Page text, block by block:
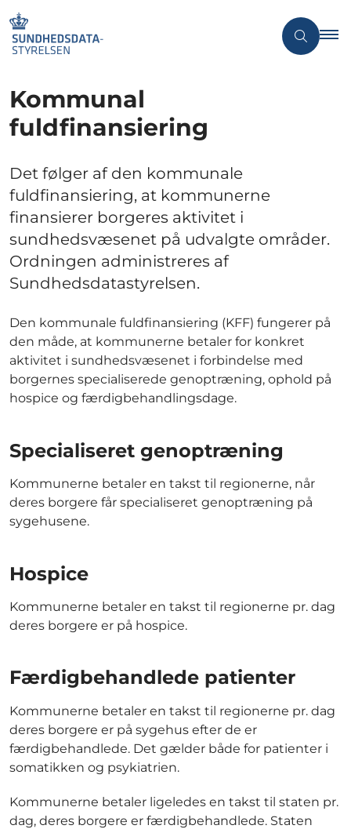
Kommunal
fuldfinansiering
Det følger af den kommunale
fuldfinansiering, at kommunerne
finansierer borgeres aktivitet i
sundhedsvæsenet på udvalgte områder.
Ordningen administreres af
Sundhedsdatastyrelsen.
Den kommunale fuldfinansiering (KFF) fungerer på
den måde, at kommunerne betaler for konkret
aktivitet i sundhedsvæsenet i forbindelse med
borgernes specialiserede genoptræning, ophold på
hospice og færdigbehandlingsdage.
Specialiseret genoptræning
Kommunerne betaler en takst til regionerne, når
deres borgere får specialiseret genoptræning på
sygehusene.
Hospice
Kommunerne betaler en takst til regionerne pr. dag
deres borgere er på hospice.
Færdigbehandlede patienter
Kommunerne betaler en takst til regionerne pr. dag
deres borgere er på sygehus efter de er
færdigbehandlede. Det gælder både for patienter i
somatikken og psykiatrien.
Kommunerne betaler ligeledes en takst til staten pr.
dag, deres borgere er færdigbehandlede. Staten